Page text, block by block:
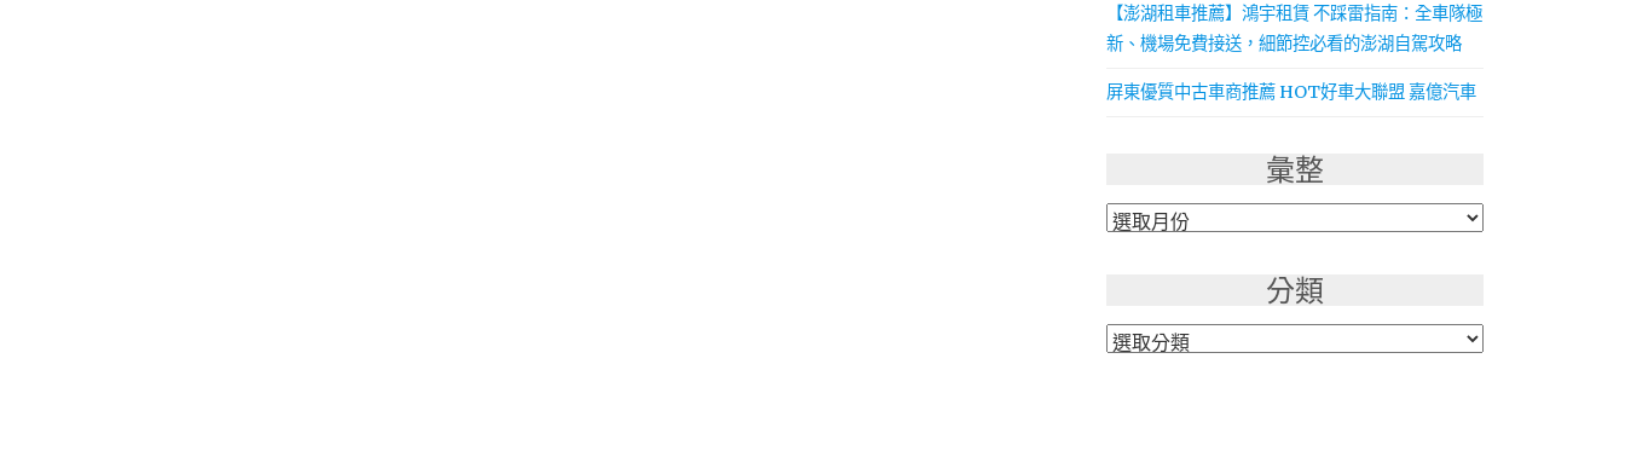
【澎湖租車推薦】鴻宇租賃 不踩雷指南：全車隊極
新、機場免費接送，細節控必看的澎湖自駕攻略
屏東優質中古車商推薦 HOT好車大聯盟 嘉億汽車
彙整
彙
分類
分